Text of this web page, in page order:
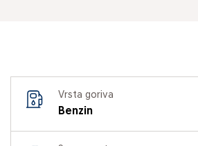
Vrsta goriva
Benzin